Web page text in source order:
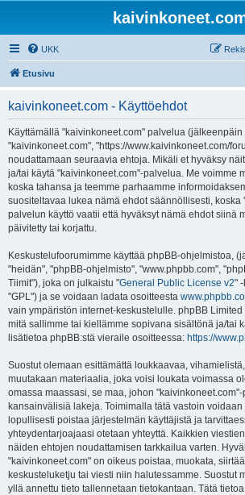
UKK
Etusivu
kaivinkoneet.com - Käyttöehdot
Käyttämällä "kaivinkoneet.com" palvelua (jälkeenpäin
"kaivinkoneet.com", "https://www.kaivinkoneet.com/
noudattamaan seuraavia ehtoja. Mikäli et hyväksy
ja/tai käytä "kaivinkoneet.com"-palvelua. Me voimme
koska tahansa ja teemme parhaamme
suositeltavaa lukea nämä ehdot säännöllisesti, koska
palvelun käyttö vaatii että hyväksyt nämä ehdot siinä
päivitetty tai korjattu.
Keskustelufoorumimme käyttää phpBB-ohjelmistoa,
"heidän", "phpBB-ohjelmisto", "www.phpbb.com",
Tiimit"), joka on julkaistu "General Public License v2"
"GPL") ja se voidaan ladata osoitteesta
vain ympäristön internet-keskustelulle. phpBB
mitä sallimme tai kiellämme sopivana sisältönä ja/tai
lisätietoa phpBB:stä vieraile osoitteessa: https://
Suostut olemaan esittämättä loukkaavaa,
muutakaan materiaalia, joka voisi loukata voimassa
omassa maassasi, se maa, johon
kansainvälisiä lakeja. Toimimalla tätä vastoin
lopullisesti poistaa järjestelmän käyttäjistä ja
yhteydentarjoajaasi otetaan yhteyttä. Kaikkien
näiden ehtojen noudattamisen tarkkailua varten.
"kaivinkoneet.com" on oikeus poistaa, muokata,
keskusteluketju tai viesti niin halutessamme. Suostut
yllä annettu tieto tallennetaan tietokantaan. Tätä